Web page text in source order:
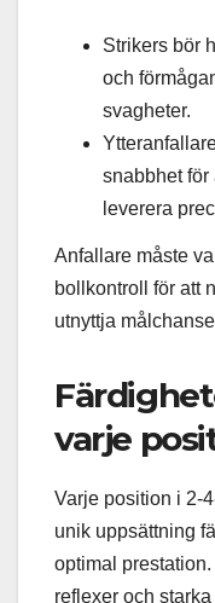
Strikers bör
och
svagheter.
snabbhet för
leverera
Anfallare måste
bollkontroll för att
utnyttja
varje
Varje position i 2-
unik uppsättning
optimal
reflexer och